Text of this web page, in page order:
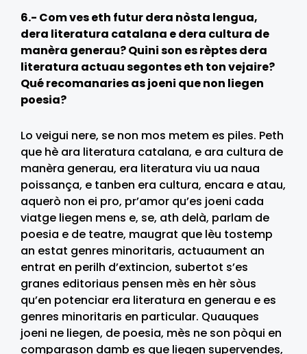
6.- Com ves eth futur dera nòsta lengua,
dera literatura catalana e dera cultura de
manèra generau? Quini son es rèptes dera
literatura actuau segontes eth ton vejaire?
Qué recomanaries as joeni que non liegen
poesia?
Lo veigui nere, se non mos metem es piles. Peth
que hè ara literatura catalana, e ara cultura de
manèra generau, era literatura viu ua naua
poissança, e tanben era cultura, encara e atau,
aquerò non ei pro, pr’amor qu’es joeni cada
viatge liegen mens e, se, ath delà, parlam de
poesia e de teatre, maugrat que lèu tostemp
an estat genres minoritaris, actuaument an
entrat en perilh d’extincion, subertot s’es
granes editoriaus pensen mès en hèr sòus
qu’en potenciar era literatura en generau e es
genres minoritaris en particular. Quauques
joeni ne liegen, de poesia, mès ne son pòqui en
comparason damb es que liegen supervendes,